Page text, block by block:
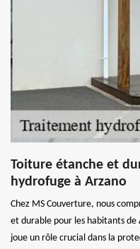
Toiture étanche et
hydrofuge à Arzano
Chez MS Couverture, nous
et durable pour les habitants
joue un rôle crucial dans la